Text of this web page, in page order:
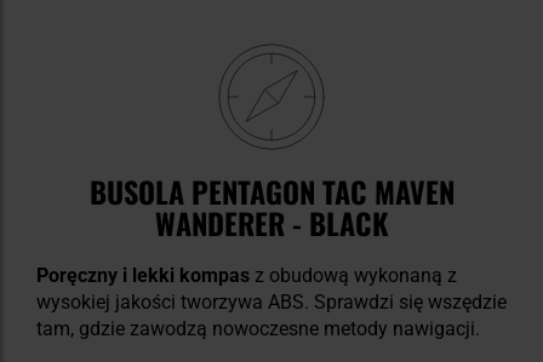
BUSOLA PENTAGON TAC MAVEN
WANDERER - BLACK
Poręczny i lekki kompas z obudową wykonaną z
wysokiej jakości tworzywa ABS. Sprawdzi się wszędzie
tam, gdzie zawodzą nowoczesne metody nawigacji.